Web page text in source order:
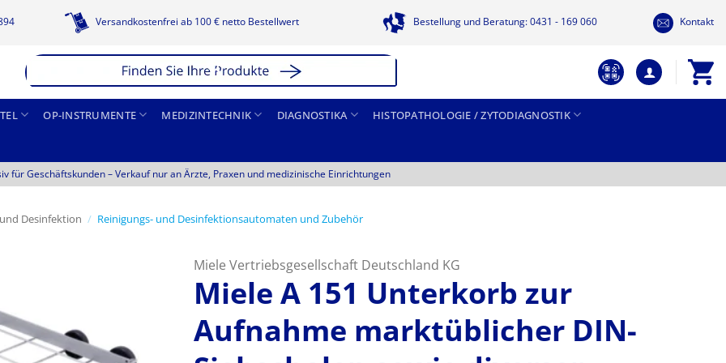
Versandkostenfrei ab 100 € netto Bestellwert Bestellung und Beratung: 0431 - 169 060 Kontakt
OP-INSTRUMENTE MEDIZINTECHNIK DIAGNOSTIKA HISTOPATHOLOGIE / ZYTODIAGNOSTIK
für Geschäftskunden –Verkauf nur an Ärzte, Praxen und medizinische Einrichtungen
Desinfektion / Reinigungs- und Desinfektionsautomaten und Zubehör
Miele Vertriebsgesellschaft Deutschland KG
Miele A 151 Unterkorb zur
Aufnahme marktüblicher DIN-